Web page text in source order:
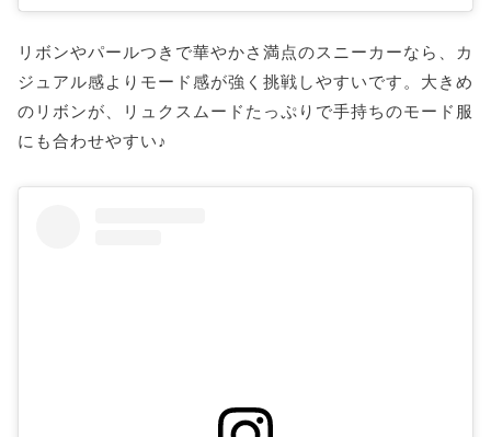
リボンやパールつきで華やかさ満点のスニーカーなら、カ
ジュアル感よりモード感が強く挑戦しやすいです。大きめ
のリボンが、リュクスムードたっぷりで手持ちのモード服
にも合わせやすい♪